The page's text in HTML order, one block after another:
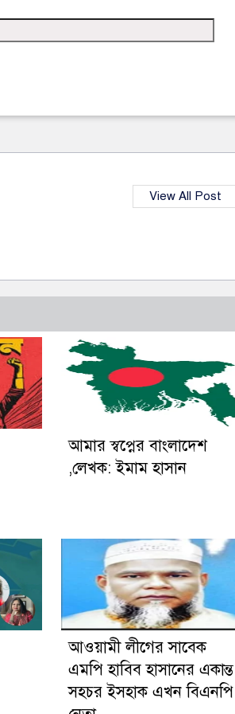
View All Post
আমার স্বপ্নের বাংলাদেশ
,লেখক: ইমাম হাসান
আওয়ামী লীগের সাবেক
এমপি হাবিব হাসানের একান্ত
সহচর ইসহাক এখন বিএনপি